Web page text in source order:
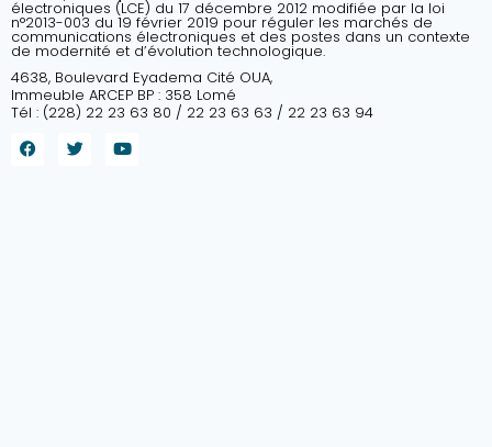
électroniques (LCE) du 17 décembre 2012 modifiée par la loi
n°2013-003 du 19 février 2019 pour réguler les marchés de
communications électroniques et des postes dans un contexte
de modernité et d’évolution technologique.
4638, Boulevard Eyadema Cité OUA,
Immeuble ARCEP BP : 358 Lomé
Tél : (228) 22 23 63 80 / 22 23 63 63 / 22 23 63 94